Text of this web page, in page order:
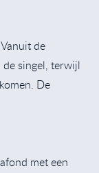
de
singel, terwijl
De
met een